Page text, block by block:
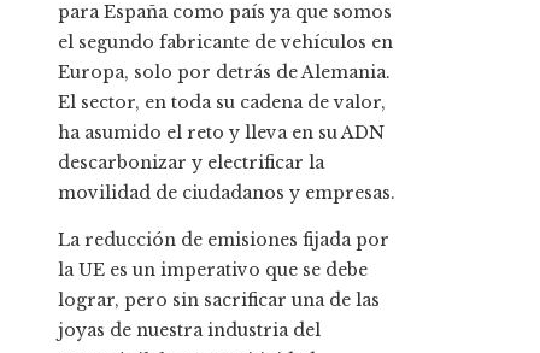
para España como país ya que somos
el segundo fabricante de vehículos en
Europa, solo por detrás de Alemania.
El sector, en toda su cadena de valor,
ha asumido el reto y lleva en su ADN
descarbonizar y electrificar la
movilidad de ciudadanos y empresas.
La reducción de emisiones fijada por
la UE es un imperativo que se debe
lograr, pero sin sacrificar una de las
joyas de nuestra industria del